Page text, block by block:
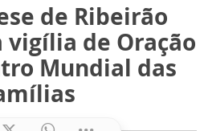
de Ribeirão
vigília de Oração
Mundial das